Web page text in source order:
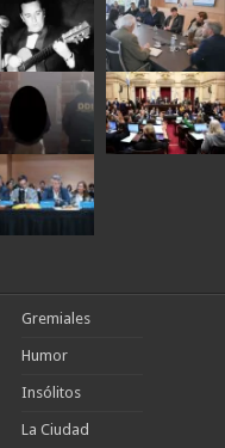
Gremiales
Humor
Insólitos
La Ciudad